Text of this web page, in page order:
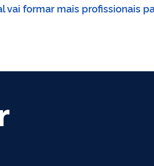
vai formar mais profissionais